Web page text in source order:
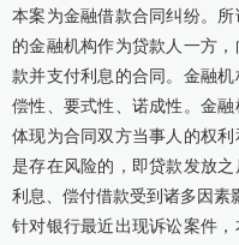
本案为金融借款合同纠纷。
的金融机构作为贷款人一方
款并支付利息的合同。金融
偿性、要式性、诺成性。金
体现为合同双方当事人的权
是存在风险的，即贷款发放
利息、偿付借款受到诸多因素
针对银行最近出现诉讼案件